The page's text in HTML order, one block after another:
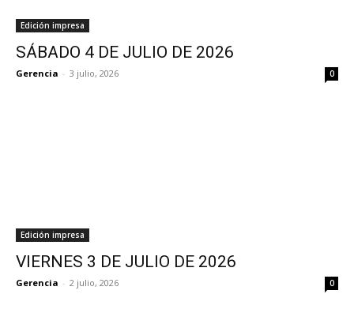
Edición impresa
SÁBADO 4 DE JULIO DE 2026
Gerencia - 3 julio, 2026 0
Edición impresa
VIERNES 3 DE JULIO DE 2026
Gerencia - 2 julio, 2026 0